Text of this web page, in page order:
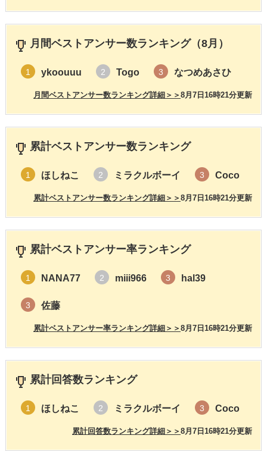
月間ベストアンサー数ランキング（8月）
1 ykoouuu 2 Togo 3 なつめあさひ
8月7日16時21分更新
月間ベストアンサー数ランキング詳細＞＞
累計ベストアンサー数ランキング
1 ほしねこ 2 ミラクルボーイ 3 Coco
8月7日16時21分更新
累計ベストアンサー数ランキング詳細＞＞
累計ベストアンサー率ランキング
1 NANA77 2 miii966 3 hal39
3 佐藤
8月7日16時21分更新
累計ベストアンサー率ランキング詳細＞＞
累計回答数ランキング
1 ほしねこ 2 ミラクルボーイ 3 Coco
8月7日16時21分更新
累計回答数ランキング詳細＞＞